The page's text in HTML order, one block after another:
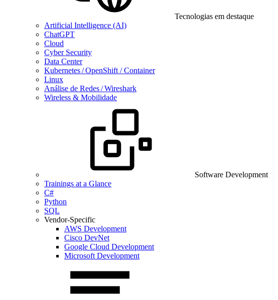
Tecnologias em destaque
Artificial Intelligence (AI)
ChatGPT
Cloud
Cyber Security
Data Center
Kubernetes / OpenShift / Container
Linux
Análise de Redes / Wireshark
Wireless & Mobilidade
Software Development
Trainings at a Glance
C#
Python
SQL
Vendor-Specific
AWS Development
Cisco DevNet
Google Cloud Development
Microsoft Development